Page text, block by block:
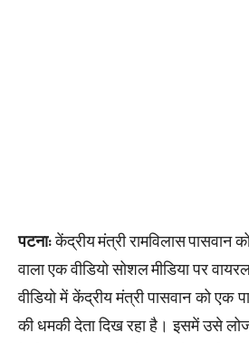
पटना:केंद्रीय मंत्री रामविलास पासवान
वाला एक वीडियो सोशल मीडिया पर
वीडियो में केंद्रीय मंत्री पासवान को एक
की धमकी देता दिख रहा है। इसमें उसे